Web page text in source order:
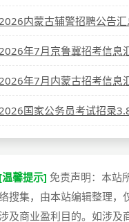
内蒙古辅警招聘公告
年7月京鲁冀招考信息
年7月内蒙古招考信息
国家公务员考试招录
馨提示] 免责声明：本站
搜集，由本站编辑整理，
及商业盈利目的。如涉及